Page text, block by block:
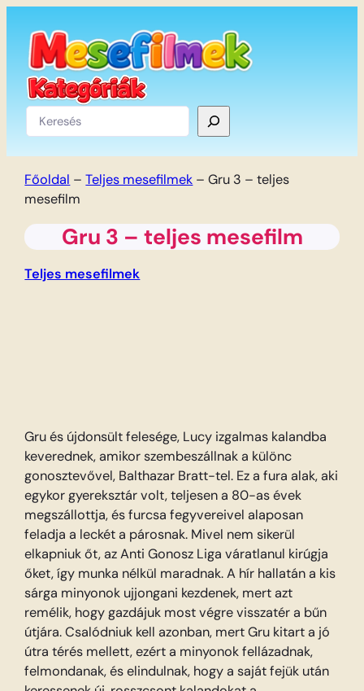
tartalomhoz
Keresés
Főoldal –Teljes mesefilmek –Gru 3 – teljes
mesefilm
Gru 3 – teljes mesefilm
Teljes mesefilmek
Gru és újdonsült felesége, Lucy izgalmas kalandba
keverednek, amikor szembeszállnak a különc
gonosztevővel, Balthazar Bratt-tel. Ez a fura alak, aki
egykor gyereksztár volt, teljesen a 80-as évek
megszállottja, és furcsa fegyvereivel alaposan
feladja a leckét a párosnak. Mivel nem sikerül
elkapniuk őt, az Anti Gonosz Liga váratlanul kirúgja
őket, így munka nélkül maradnak. A hír hallatán a kis
sárga minyonok ujjongani kezdenek, mert azt
remélik, hogy gazdájuk most végre visszatér a bűn
útjára. Csalódniuk kell azonban, mert Gru kitart a jó
útra térés mellett, ezért a minyonok fellázadnak,
felmondanak, és elindulnak, hogy a saját fejük után